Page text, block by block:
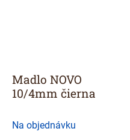
Madlo NOVO
10/4mm čierna
Na objednávku